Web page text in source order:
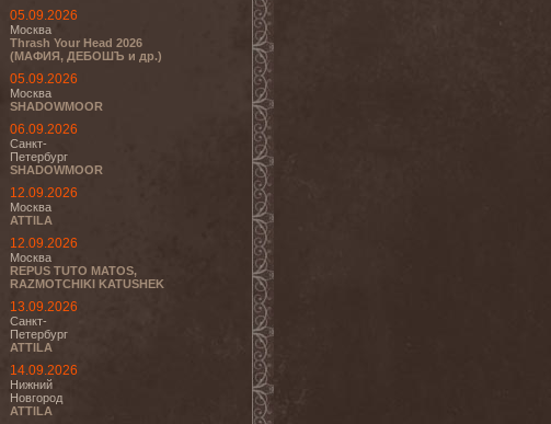
05.09.2026
Москва
Thrash Your Head 2026
(МАФИЯ, ДЕБОШЪ и др.)
05.09.2026
Москва
SHADOWMOOR
06.09.2026
Санкт-
Петербург
SHADOWMOOR
12.09.2026
Москва
ATTILA
12.09.2026
Москва
REPUS TUTO MATOS,
RAZMOTCHIKI KATUSHEK
13.09.2026
Санкт-
Петербург
ATTILA
14.09.2026
Нижний
Новгород
ATTILA